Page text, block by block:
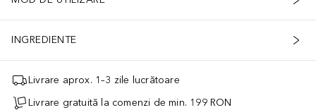
INGREDIENTE
Livrare aprox. 1–3 zile lucrătoare
Livrare gratuită la comenzi de min. 199 RON